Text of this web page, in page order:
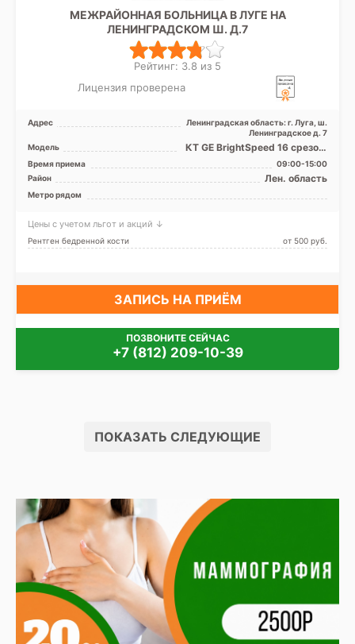
МЕЖРАЙОННАЯ БОЛЬНИЦА В ЛУГЕ НА
ЛЕНИНГРАДСКОМ Ш. Д.7
Рейтинг: 3.8 из 5
Лицензия проверена
Адрес
Ленинградская область: г. Луга, ш.
Ленинградское д. 7
Модель
КТ GE BrightSpeed 16 срезов,
УЗИ аппарат
Время приема
09:00-15:00
Район
Лен. область
Метро рядом
Цены с учетом льгот и акций ↓
Рентген бедренной кости от 500 pуб.
ЗАПИСЬ НА ПРИЁМ
ПОЗВОНИТЕ СЕЙЧАС
+7 (812) 209-10-39
ПОКАЗАТЬ СЛЕДУЮЩИЕ